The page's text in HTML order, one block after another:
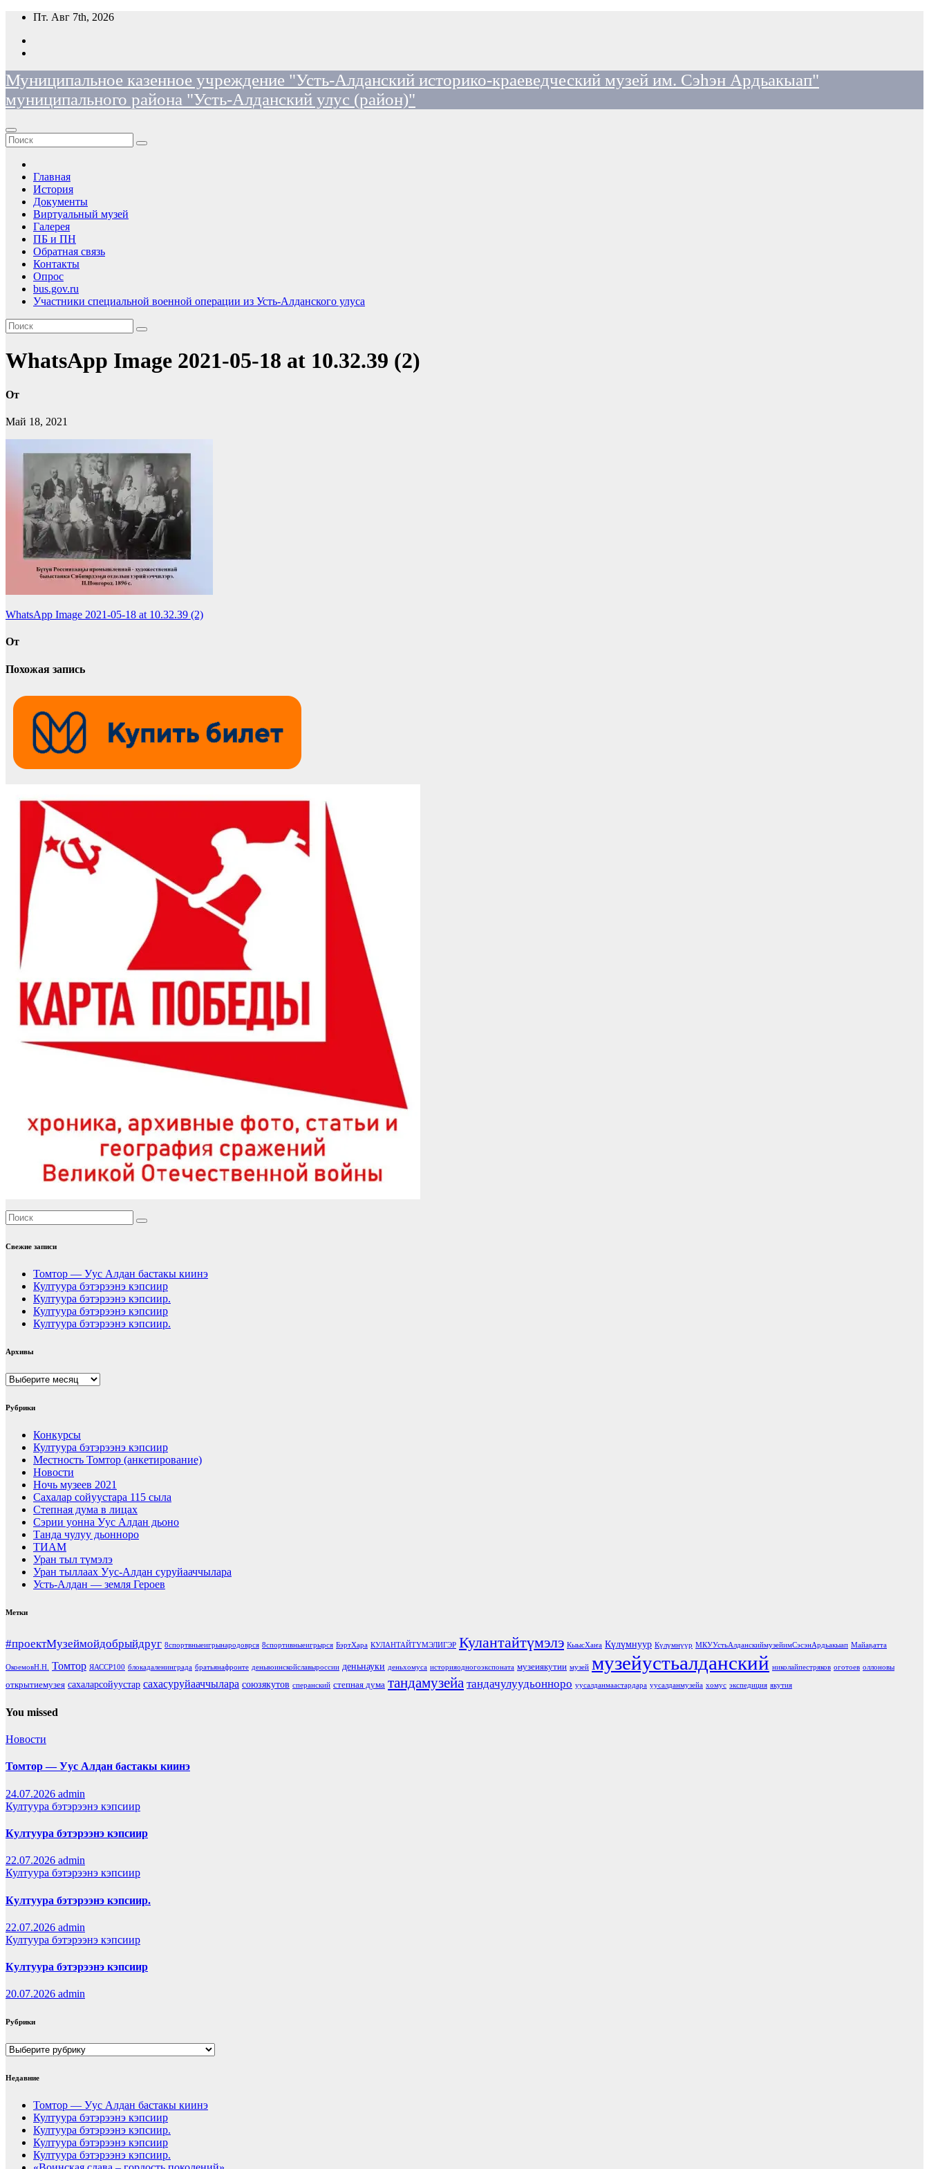
Перейти
содержимому
Пт. Авг 7th, 2026
Муниципальное казенное учреждение "Усть-Алданский историко-краеведческий музей им. Сэһэн Ардьакыап"
муниципального района "Усть-Алданский улус (район)"
Главная
История
Документы
Виртуальный музей
Галерея
ПБ и ПН
Обратная связь
Контакты
Опрос
bus.gov.ru
Участники специальной военной операции из Усть-Алданского улуса
WhatsApp Image 2021-05-18 at 10.32.39 (2)
От
Май 18, 2021
Навигация
по
WhatsApp Image 2021-05-18 at 10.32.39 (2)
От
Похожая запись
Свежие записи
Томтор — Уус Алдан бастакы киинэ
Култуура бэтэрээнэ кэпсиир
Култуура бэтэрээнэ кэпсиир.
Култуура бэтэрээнэ кэпсиир
Култуура бэтэрээнэ кэпсиир.
Архивы
Архивы
Рубрики
Конкурсы
Култуура бэтэрээнэ кэпсиир
Местность Томтор (анкетирование)
Новости
Ночь музеев 2021
Сахалар сойуустара 115 сыла
Степная дума в лицах
Сэрии уонна Уус Алдан дьоно
Танда чулуу дьонноро
ТИАМ
Уран тыл түмэлэ
Уран тыллаах Уус-Алдан суруйааччылара
Усть-Алдан — земля Героев
Метки
#проектМузеймойдобрыйдруг 8спортвныеигрынародоврся 8спортивныеигрырся БэртХара КУЛАНТАЙТҮМЭЛИГЭР Кулантайтүмэлэ КыысХаҥа Күлүмнуур Күлүмнүүр МКУУстьАлданскиймузейимСэсэнАрдьакыап Майаҕатта
ОкоемовН.Н. Томтор ЯАССР100 блокадаленинграда братьянафронте деньвоинскойславыроссии деньнауки деньхомуса историяодногоэкспоната музеиякутии музей музейустьалданский николайпестряков оготоев оллоновы
открытиемузея сахаларсойуустар сахасуруйааччылара союзякутов сперанский степная дума тандамузейа тандачулуудьонноро уусалданмаастардара уусалданмузейа хомус экспедиция якутия
You missed
Новости
Томтор — Уус Алдан бастакы киинэ
24.07.2026 admin
Култуура бэтэрээнэ кэпсиир
Култуура бэтэрээнэ кэпсиир
22.07.2026 admin
Култуура бэтэрээнэ кэпсиир
Култуура бэтэрээнэ кэпсиир.
22.07.2026 admin
Култуура бэтэрээнэ кэпсиир
Култуура бэтэрээнэ кэпсиир
20.07.2026 admin
Рубрики
Рубрики
Недавние
Томтор — Уус Алдан бастакы киинэ
Култуура бэтэрээнэ кэпсиир
Култуура бэтэрээнэ кэпсиир.
Култуура бэтэрээнэ кэпсиир
Култуура бэтэрээнэ кэпсиир.